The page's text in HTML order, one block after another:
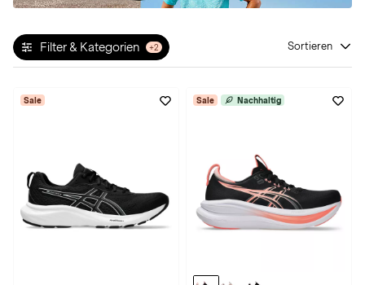
Filter & Kategorien +2 Sortieren
Sale Sale Nachhaltig